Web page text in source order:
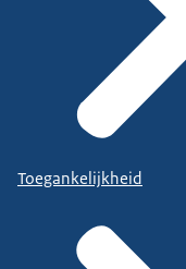
Toegankelijkheid